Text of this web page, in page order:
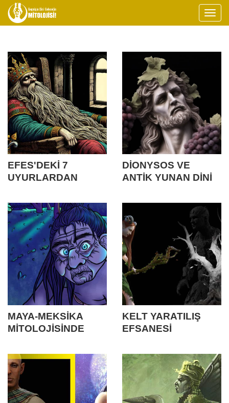
EFES'DEKİ 7
UYURLARDAN
KRALLARA,
GELECEK
KURTARICILARA
DİONYSOS VE
ANTİK YUNAN DİNİ
MAYA-MEKSİKA
MİTOLOJİSİNDE
KELT YARATILIŞ
EFSANESİ